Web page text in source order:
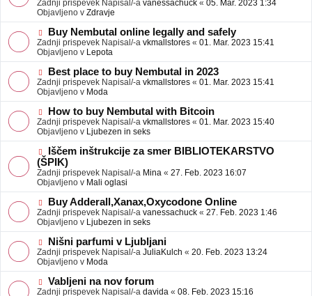
a
v
e
e
o
b
j
a
v
e
Zadnji prispevek Napisal/-a vanessachuck « 05. Mar. 2023 1:34
Objavljeno v Zdravje
N
o
v
e
o
b
j
a
v
e
Buy Nembutal online legally and safely
Zadnji prispevek Napisal/-a vkmallstores « 01. Mar. 2023 15:41
Objavljeno v Lepota
N
o
v
e
o
b
j
a
v
e
Best place to buy Nembutal in 2023
Zadnji prispevek Napisal/-a vkmallstores « 01. Mar. 2023 15:41
Objavljeno v Moda
N
o
v
e
o
b
j
a
v
e
How to buy Nembutal with Bitcoin
Zadnji prispevek Napisal/-a vkmallstores « 01. Mar. 2023 15:40
Objavljeno v Ljubezen in seks
N
o
v
e
o
b
j
a
v
e
Iščem inštrukcije za smer BIBLIOTEKARSTVO
(ŠPIK)
Zadnji prispevek Napisal/-a Mina « 27. Feb. 2023 16:07
Objavljeno v Mali oglasi
N
o
v
e
o
b
j
a
v
e
Buy Adderall,Xanax,Oxycodone Online
Zadnji prispevek Napisal/-a vanessachuck « 27. Feb. 2023 1:46
Objavljeno v Ljubezen in seks
N
o
v
e
o
b
Nišni parfumi v Ljubljani
Zadnji prispevek Napisal/-a JuliaKulch « 20. Feb. 2023 13:24
Objavljeno v Moda
N
o
Vabljeni na nov forum
Zadnji prispevek Napisal/-a davida « 08. Feb. 2023 15:16